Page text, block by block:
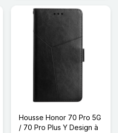
Housse Honor 70 Pro 5G
/ 70 Pro Plus Y Design à